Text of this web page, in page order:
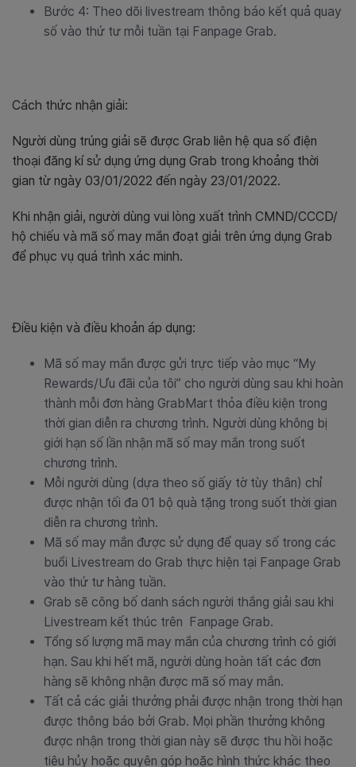
Bước 4: Theo dõi livestream thông báo kết quả quay
số vào thứ tư mỗi tuần tại Fanpage Grab.
Cách thức nhận giải:
Người dùng trúng giải sẽ được Grab liên hệ qua số điện
thoại đăng kí sử dụng ứng dụng Grab trong khoảng thời
gian từ ngày 03/01/2022 đến ngày 23/01/2022.
Khi nhận giải, người dùng vui lòng xuất trình CMND/CCCD/
hộ chiếu và mã số may mắn đoạt giải trên ứng dụng Grab
để phục vụ quá trình xác minh.
Điều kiện và điều khoản áp dụng:
Mã số may mắn được gửi trực tiếp vào mục “My
Rewards/Ưu đãi của tôi” cho người dùng sau khi hoàn
thành mỗi đơn hàng GrabMart thỏa điều kiện trong
thời gian diễn ra chương trình. Người dùng không bị
giới hạn số lần nhận mã số may mắn trong suốt
chương trình.
Mỗi người dùng (dựa theo số giấy tờ tùy thân) chỉ
được nhận tối đa 01 bộ quà tặng trong suốt thời gian
diễn ra chương trình.
Mã số may mắn được sử dụng để quay số trong các
buổi Livestream do Grab thực hiện tại Fanpage Grab
vào thứ tư hàng tuần.
Grab sẽ công bố danh sách người thắng giải sau khi
Livestream kết thúc trên Fanpage Grab.
Tổng số lượng mã may mắn của chương trình có giới
hạn. Sau khi hết mã, người dùng hoàn tất các đơn
hàng sẽ không nhận được mã số may mắn.
Tất cả các giải thưởng phải được nhận trong thời hạn
được thông báo bởi Grab. Mọi phần thưởng không
được nhận trong thời gian này sẽ được thu hồi hoặc
tiêu hủy hoặc quyên góp hoặc hình thức khác theo